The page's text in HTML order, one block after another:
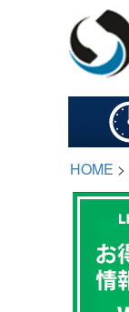
HOME